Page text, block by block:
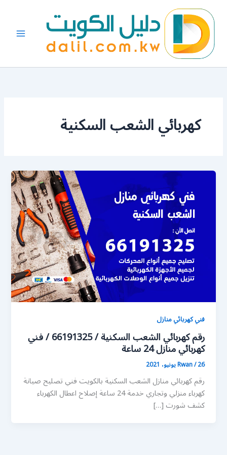
المحتوى
كهربائي الشعب السكنية
فني كهربائي منازل
رقم كهربائي الشعب السكنية / 66191325 / فني
كهربائي منازل 24 ساعة
Rwan/26 يونيو، 2021
رقم كهربائي منازل الشعب السكنية بالكويت فني تصليح صيانة
كهرباء منزلي وتجاري خدمة 24 ساعة إصلاح اعطال الكهرباء
كشف شورت […]